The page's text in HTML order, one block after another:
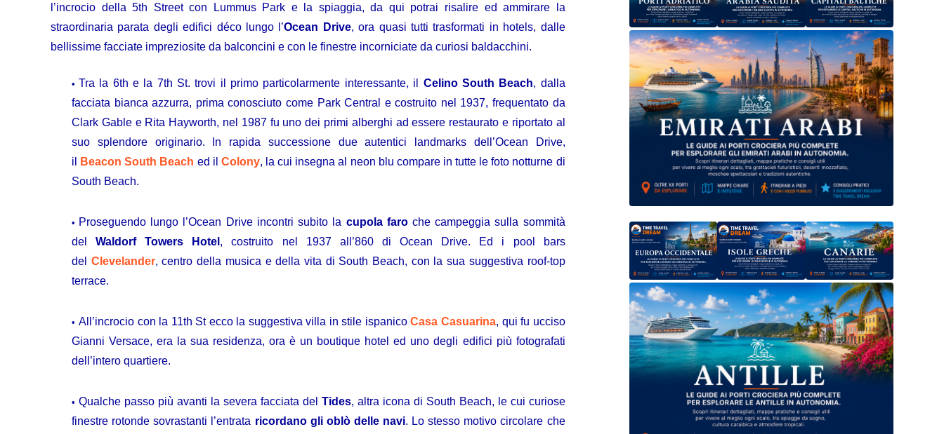
l’incrocio della 5th Street con Lummus Park e la spiaggia, da qui potrai risalire ed ammirare la
straordinaria parata degli edifici déco lungo l’Ocean Drive, ora quasi tutti trasformati in hotels, dalle
bellissime facciate impreziosite da balconcini e con le finestre incorniciate da curiosi baldacchini.
Tra la 6th e la 7th St. trovi il primo particolarmente interessante, il Celino South Beach, dalla
facciata bianca azzurra, prima conosciuto come Park Central e costruito nel 1937, frequentato da
Clark Gable e Rita Hayworth, nel 1987 fu uno dei primi alberghi ad essere restaurato e riportato al
suo splendore originario. In rapida successione due autentici landmarks dell’Ocean Drive,
il
Beacon South Beach ed il Colony, la cui insegna al neon blu compare in tutte le foto notturne di
South Beach.
Proseguendo lungo l’Ocean Drive incontri subito la cupola faroche campeggia sulla sommità
delWaldorf Towers Hotel , costruito nel 1937 all’860 di Ocean Drive. Ed i pool bars
del Clevelander, centro della musica e della vita di South Beach, con la sua suggestiva roof-top
terrace.
All’incrocio con la 11th St ecco la suggestiva villa in stile ispanicoCasa Casuarina, qui fu ucciso
Gianni Versace, era la sua residenza, ora è un boutique hotel ed uno degli edifici più fotografati
dell’intero quartiere.
Qualche passo più avanti la severa facciata del Tides, altra icona di South Beach, le cui curiose
finestre rotonde sovrastanti l’entrata ricordano gli oblò delle navi. Lo stesso motivo circolare che